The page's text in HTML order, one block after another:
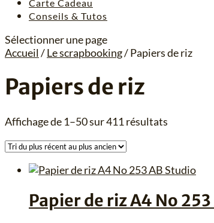
Carte Cadeau
Conseils & Tutos
Sélectionner une page
Accueil /Le scrapbooking/ Papiers de riz
Papiers de riz
Affichage de 1–50 sur 411 résultats
au
ancien
Papier de riz A4 No